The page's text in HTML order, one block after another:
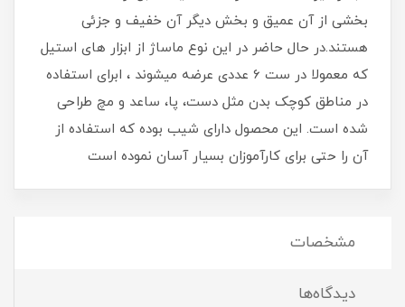
بخشی از آن عمیق و بخش دیگر آن خفیف و جزئی
هستند.در حال حاضر در این نوع ماساژ از ابزار های استیل
که معمولا در ست 6 عددی عرضه میشوند ، ابرای استفاده
در مناطق کوچک بدن مثل دست، پا، ساعد و مچ طراحی
شده است. این محصول دارای شیب بوده که استفاده از
آن را حتی برای کارآموزان بسیار آسان نموده است
مشخصات
دیدگاه‌ها